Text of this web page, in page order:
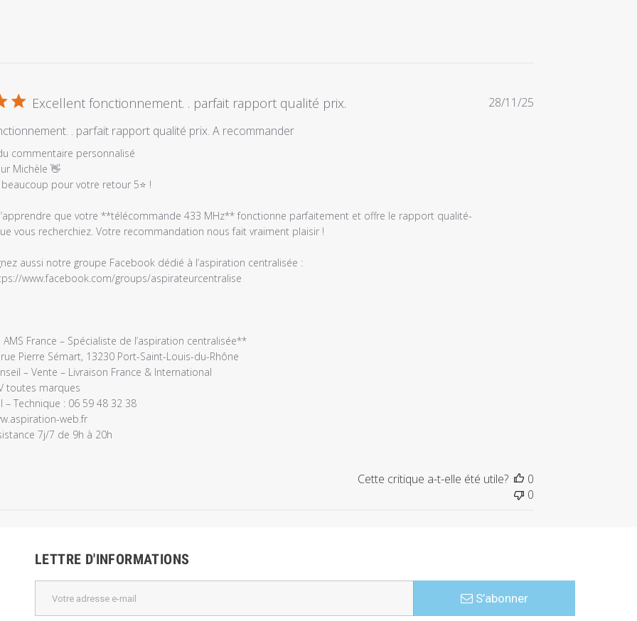
Excellent fonctionnement. . parfait rapport qualité prix.
. parfait rapport qualité prix. A recommander
commentaire personnalisé
Michèle 👋
pour votre retour 5⭐ !
que votre **télécommande 433 MHz** fonctionne parfaitement et offre le rapport qualité-
vous recherchiez. Votre recommandation nous fait vraiment plaisir !
aussi notre groupe Facebook dédié à l’aspiration centralisée :
www.facebook.com/groups/aspirateurcentralise
AMS France – Spécialiste de l’aspiration centralisée**
Pierre Sémart, 13230 Port-Saint-Louis-du-Rhône
– Vente – Livraison France & International
toutes marques
– Technique : 06 59 48 32 38
web.fr
7j/7 de 9h à 20h
Date
28/11/25
Cette critique a-t-elle été utile?
0
0
LETTRE D'INFORMATIONS
S’abonner